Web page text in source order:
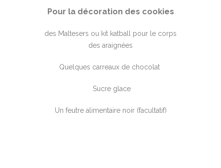
Pour la décoration des cookies
des Maltesers ou kit katball pour le corps
des araignées
Quelques carreaux de chocolat
Sucre glace
Un feutre alimentaire noir (facultatif)